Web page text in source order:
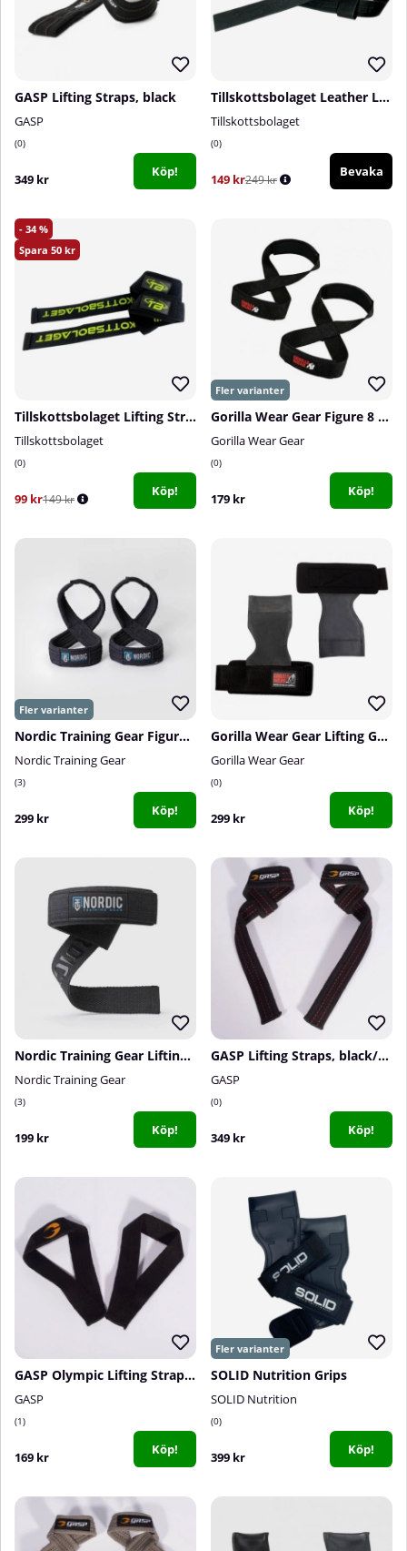
GASP Lifting Straps, black
GASP
0
349 kr Köp!
Tillskottsbolaget Leather Lifting Straps
Tillskottsbolaget
0
149 kr249 kr
Bevaka
34
50
Tillskottsbolaget Lifting Straps
Tillskottsbolaget
0
99 kr149 kr
Köp!
Gorilla Wear Gear Figure 8 Lifting Straps, black
Gorilla Wear Gear
0
179 kr Köp!
Nordic Training Gear Figure 8 Straps, svart
Nordic Training Gear
3
299 kr Köp!
Gorilla Wear Gear Lifting Grips, black
Gorilla Wear Gear
0
299 kr Köp!
Nordic Training Gear Lifting Straps
Nordic Training Gear
3
199 kr Köp!
GASP Lifting Straps, black/red
GASP
0
349 kr Köp!
GASP Olympic Lifting Straps, Black
GASP
1
169 kr Köp!
SOLID Nutrition Grips
SOLID Nutrition
0
399 kr Köp!